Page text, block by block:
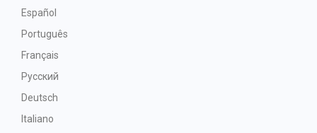
Español
Português
Français
Русский
Deutsch
Italiano